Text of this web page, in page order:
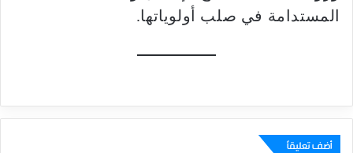
المستدامة في صلب أولوياتها.
أضف تعليقاً